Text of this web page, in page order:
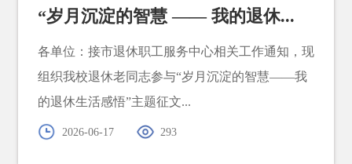
“岁月沉淀的智慧 —— 我的退休...
各单位：接市退休职工服务中心相关工作通知，现
组织我校退休老同志参与“岁月沉淀的智慧——我
的退休生活感悟”主题征文...
2026-06-17 293